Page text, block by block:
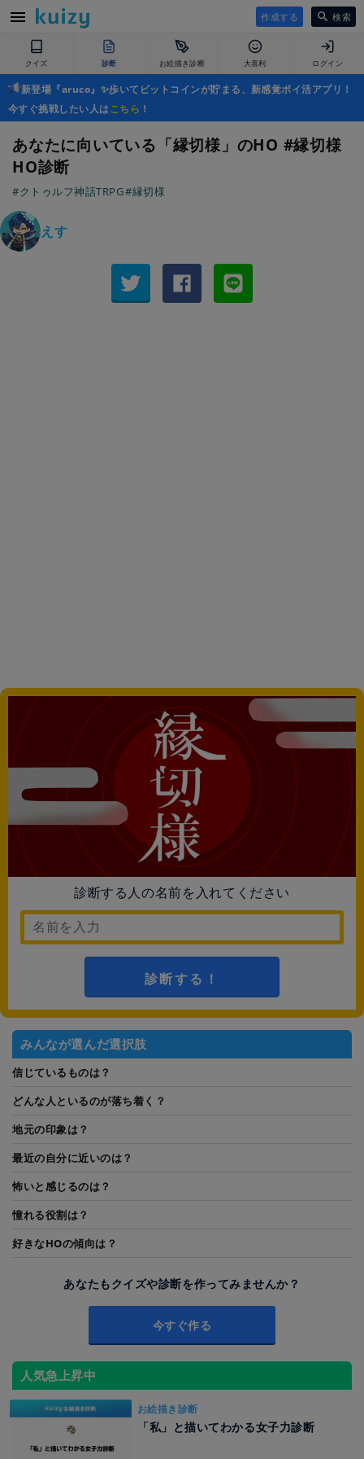
作成する 検索
クイズ 診断 お絵描き診断 大喜利 ログイン
新登場『aruco』✨歩いてビットコインが貯まる、新感覚ポイ活アプリ！
今すぐ挑戦したい人はこちら ！
あなたに向いている「縁切様」のHO #縁切様
HO診断
#クトゥルフ神話TRPG#縁切様
えす
診断する人の名前を入れてください
診断する！
みんなが選んだ選択肢
信じているものは？
どんな人といるのが落ち着く？
地元の印象は？
最近の自分に近いのは？
怖いと感じるのは？
憧れる役割は？
好きなHOの傾向は？
あなたもクイズや診断を作ってみませんか？
今すぐ作る
人気急上昇中
お絵描き診断
「私」と描いてわかる女子力診断